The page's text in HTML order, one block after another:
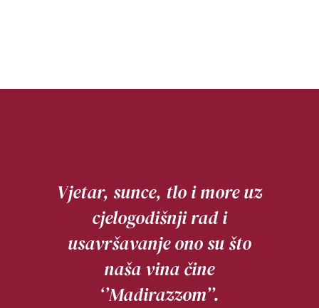
Vjetar, sunce, tlo i more uz
cjelogodišnji rad i
usavršavanje ono su što
naša vina čine
‘’Madirazzom’’.